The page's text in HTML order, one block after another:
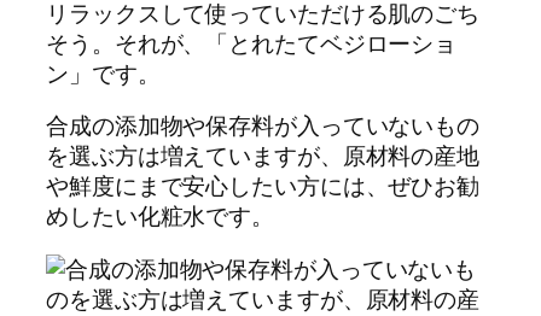
リラックスして使っていただける肌のごち
そう。それが、「とれたてベジローショ
ン」です。
合成の添加物や保存料が入っていないもの
を選ぶ方は増えていますが、原材料の産地
や鮮度にまで安心したい方には、ぜひお勧
めしたい化粧水です。